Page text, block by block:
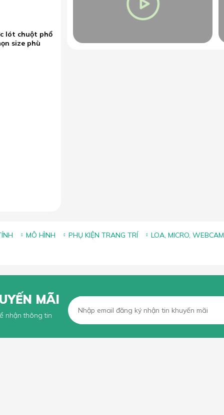
lót chuột phổ
size phù
MÔ HÌNH PHỤ KIỆN TRANG TRÍ LOA, MICRO, WEBCAM
MÃI
nhận thông tin